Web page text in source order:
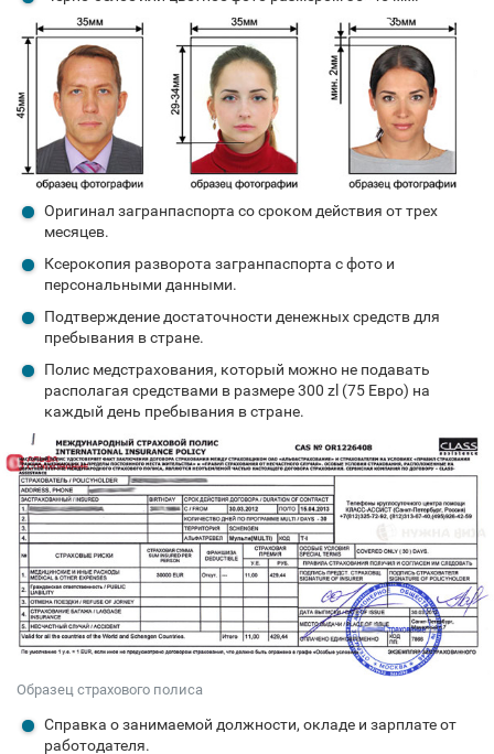
Оригинал загранпаспорта со сроком действия от трех
месяцев.
Ксерокопия разворота загранпаспорта с фото и
персональными данными.
Подтверждение достаточности денежных средств для
пребывания в стране.
Полис медстрахования, который можно не подавать
располагая средствами в размере 300 zl (75 Евро) на
каждый день пребывания в стране.
Образец страхового полиса
Справка о занимаемой должности, окладе и зарплате от
работодателя.